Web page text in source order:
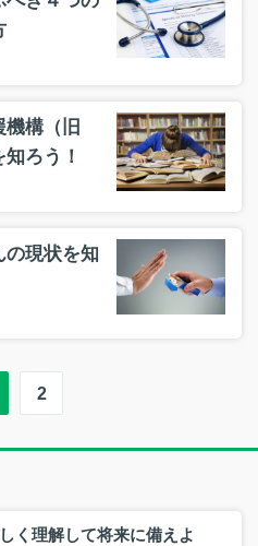
構（旧
ろう！
の現状を知
2
く理解して将来に備えよ